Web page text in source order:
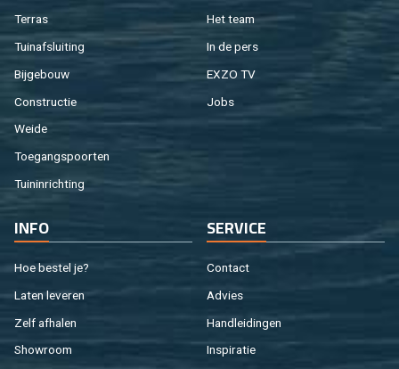
Ter­ras
Tuin­af­slui­ting
Bij­ge­bouw
Con­struc­tie
Weide
Toe­gangs­poor­ten
Tuin­in­rich­ting
Het team
In de pers
EXZO TV
Jobs
INFO
Hoe be­stel je?
Laten le­ve­ren
Zelf af­ha­len
Show­room
SER­VI­CE
Con­tact
Ad­vies
Hand­lei­din­gen
In­spi­ra­tie